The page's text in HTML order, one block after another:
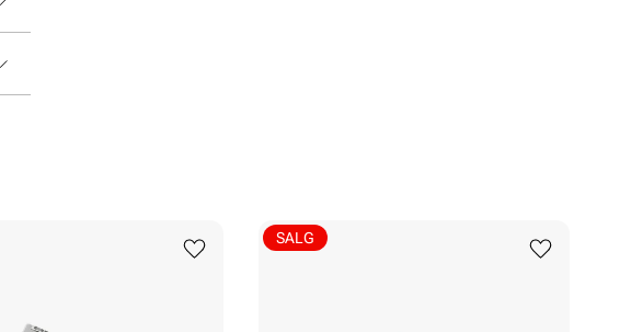
SALG